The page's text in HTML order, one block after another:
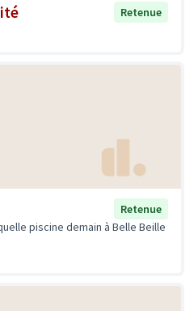
Retenue
Retenue
piscine demain à Belle Beille